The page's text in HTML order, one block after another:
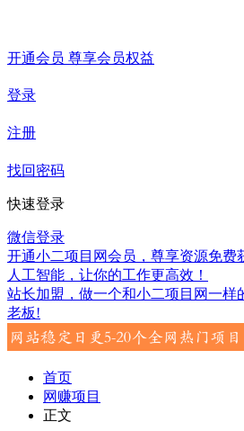
开通会员 尊享会员权益
登录
注册
找回密码
快速登录
微信登录
开通小二项目网会员，尊享资源免费
人工智能，让你的工作更高效！
站长加盟，做一个和小二项目网一样
老板!
首页
网赚项目
正文